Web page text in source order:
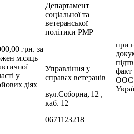
грн. за
місяць
у
діях
Департамент
соціальної та
ветеранської
політики РМР
при
факт
ООС /
Управління у
справах ветеранів
вул.Соборна, 12 ,
каб. 12
0671123218